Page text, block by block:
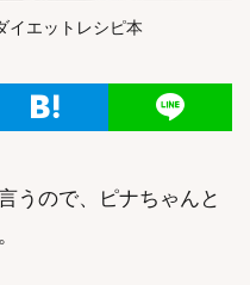
イエットレシピ本
うので、ピナちゃんと